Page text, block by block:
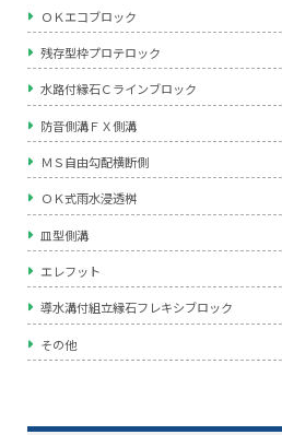
ＯＫエコブロック
残存型枠プロテロック
水路付縁石Ｃラインブロック
防音側溝ＦＸ側溝
ＭＳ自由勾配横断側
ＯＫ式雨水浸透桝
皿型側溝
エレフット
導水溝付組立縁石フレキシブロック
その他